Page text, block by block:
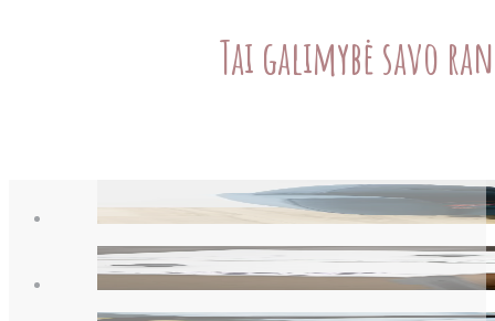
Tai galimybė savo